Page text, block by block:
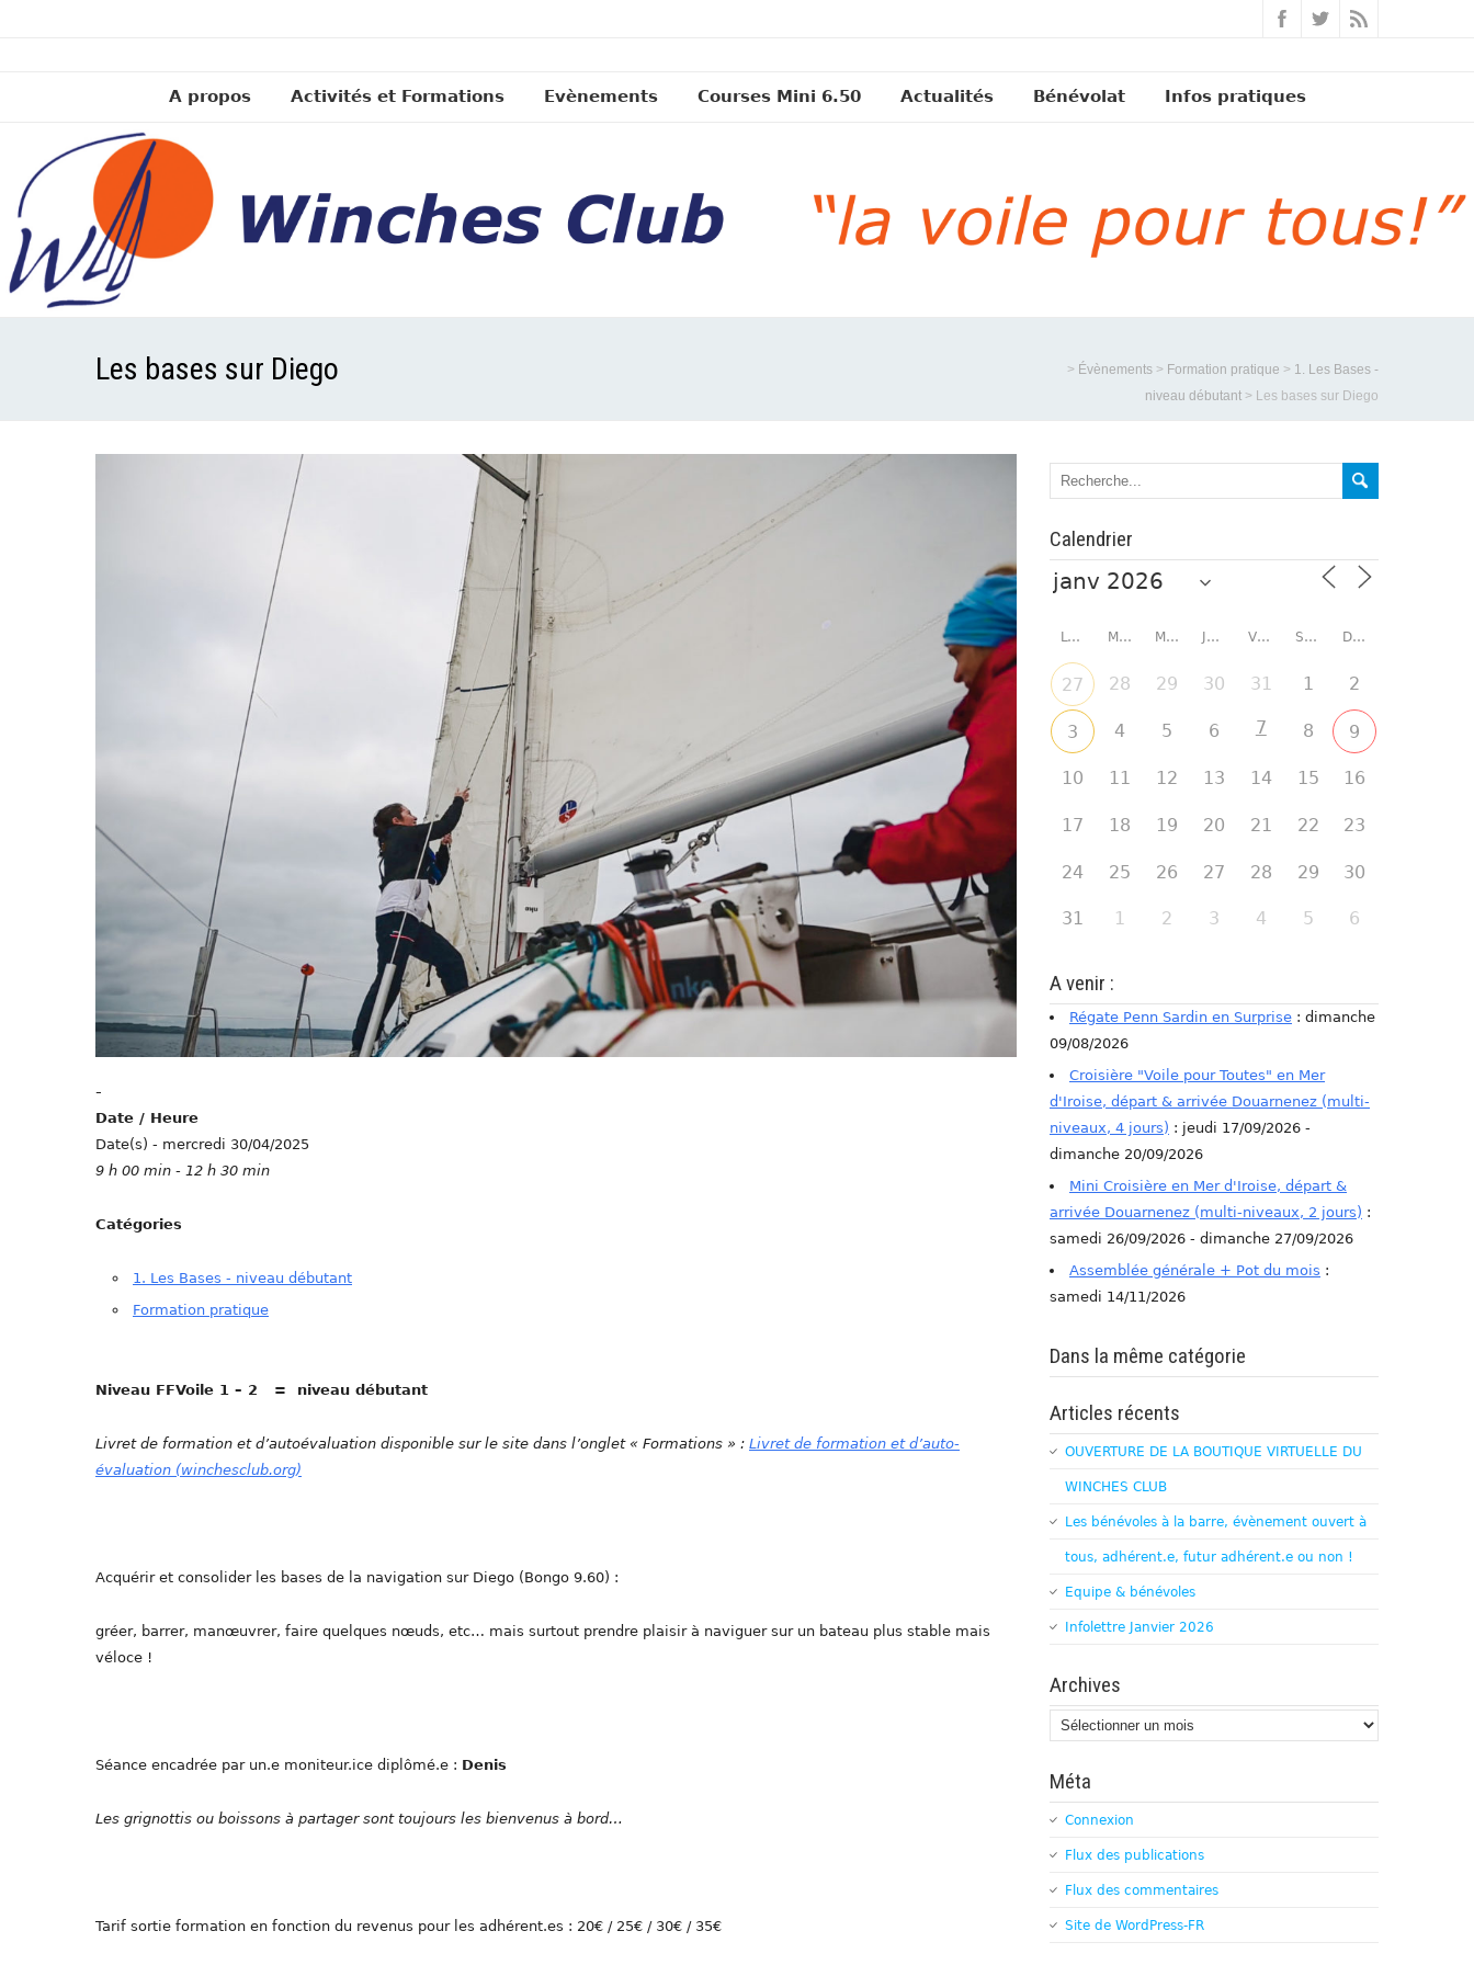
A propos Activités et Formations Evènements Courses Mini 6.50 Actualités Bénévolat Infos pratiques
Les bases sur Diego > Évènements > Formation pratique > 1. Les Bases -
niveau débutant > Les bases sur Diego
-
Date / Heure
Date(s) - mercredi 30/04/2025
9 h 00 min - 12 h 30 min
Catégories
1. Les Bases - niveau débutant
Formation pratique
Niveau FFVoile 1 – 2 = niveau débutant
Livret de formation et d’autoévaluation disponible sur le site dans l’onglet « Formations » : Livret de formation et d’auto-
évaluation (winchesclub.org)
Acquérir et consolider les bases de la navigation sur Diego (Bongo 9.60) :
gréer, barrer, manœuvrer, faire quelques nœuds, etc… mais surtout prendre plaisir à naviguer sur un bateau plus stable mais
véloce !
Séance encadrée par un.e moniteur.ice diplômé.e : Denis
Les grignottis ou boissons à partager sont toujours les bienvenus à bord…
Tarif sortie formation en fonction du revenus pour les adhérent.es : 20€ / 25€ / 30€ / 35€
Calendrier
LUNDI MARDI MERCREDI JEUDI VENDREDI SAMEDI DIMANCHE
27 28 29 30 31 1 2
3 4 5 6 7 8 9
10 11 12 13 14 15 16
17 18 19 20 21 22 23
24 25 26 27 28 29 30
31 1 2 3 4 5 6
A venir :
Régate Penn Sardin en Surprise : dimanche
09/08/2026
Croisière "Voile pour Toutes" en Mer
d'Iroise, départ & arrivée Douarnenez (multi-
niveaux, 4 jours) : jeudi 17/09/2026 -
dimanche 20/09/2026
Mini Croisière en Mer d'Iroise, départ &
arrivée Douarnenez (multi-niveaux, 2 jours) :
samedi 26/09/2026 - dimanche 27/09/2026
Assemblée générale + Pot du mois :
samedi 14/11/2026
Dans la même catégorie
Articles récents
OUVERTURE DE LA BOUTIQUE VIRTUELLE DU
WINCHES CLUB
Les bénévoles à la barre, évènement ouvert à
tous, adhérent.e, futur adhérent.e ou non !
Equipe & bénévoles
Infolettre Janvier 2026
Archives
Archives
Méta
Connexion
Flux des publications
Flux des commentaires
Site de WordPress-FR